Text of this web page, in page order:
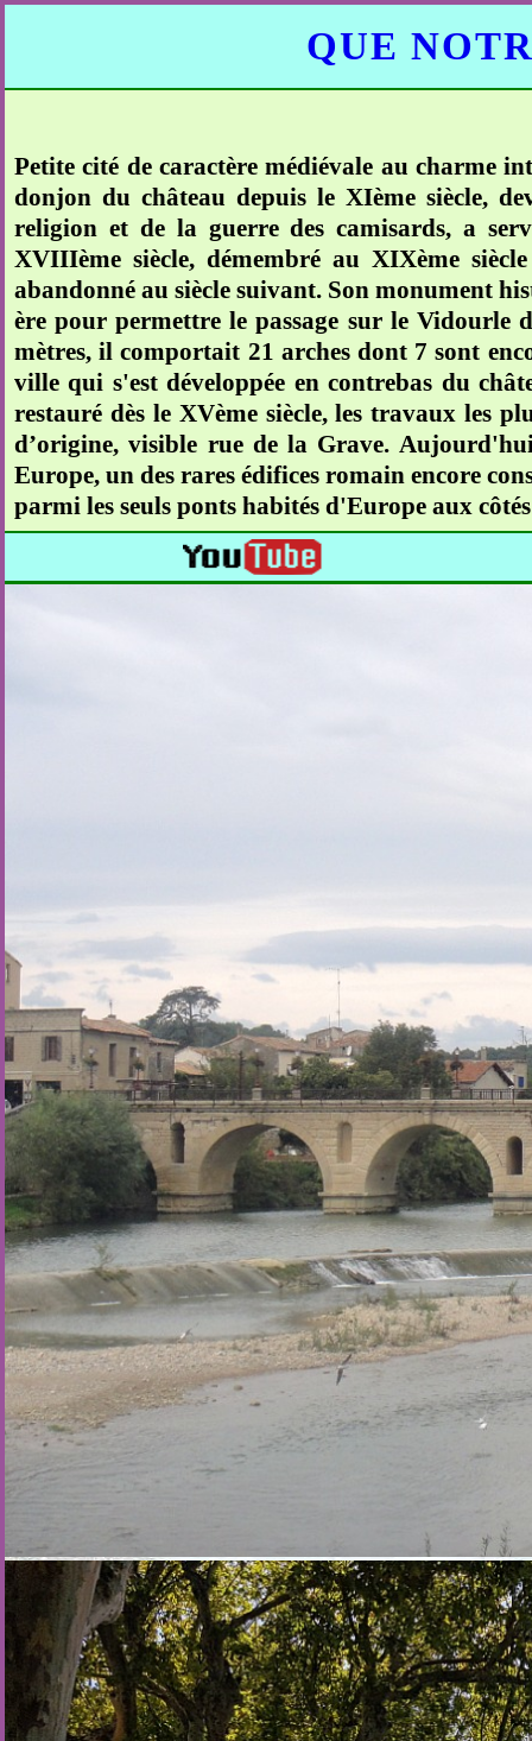
QUE
Petite cité de caractère médiévale au charme
donjon du château depuis le XIème siècle,
religion et de la guerre des camisards, a
XVIIIème siècle, démembré au XIXème
abandonné au siècle suivant. Son monument
ère pour permettre le passage sur le Vidourle
mètres, il comportait 21 arches dont 7 sont
ville qui s'est développée en contrebas du
restauré dès le XVème siècle, les travaux les
d’origine, visible rue de la Grave.
Europe, un des rares édifices romain encore
parmi les seuls ponts habités d'Europe aux